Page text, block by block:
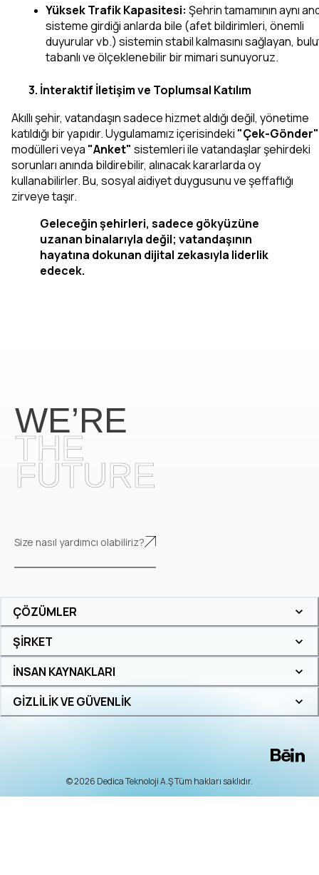
Yüksek Trafik Kapasitesi: Şehrin tamamının aynı
sisteme girdiği anlarda bile (afet bildirimleri, önemli
duyurular vb.) sistemin stabil kalmasını sağlayan,
tabanlı ve ölçeklenebilir bir mimari sunuyoruz.
3. İnteraktif İletişim ve Toplumsal Katılım
Akıllı şehir, vatandaşın sadece hizmet aldığı değil, yönetime
katıldığı bir yapıdır. Uygulamamız içerisindeki "Çek-Gönder"
modülleri veya "Anket" sistemleri ile vatandaşlar şehirdeki
sorunları anında bildirebilir, alınacak kararlarda oy
kullanabilirler. Bu, sosyal aidiyet duygusunu ve şeffaflığı
zirveye taşır.
Geleceğin şehirleri, sadece gökyüzüne
uzanan binalarıyla değil; vatandaşının
hayatına dokunan dijital zekasıyla liderlik
edecek.
Size nasıl yardımcı olabiliriz?
ÇÖZÜMLER
ŞİRKET
İNSAN KAYNAKLARI
GİZLİLİK VE GÜVENLİK
© 2026 Dedica Teknoloji A.Ş Tüm hakları saklıdır.